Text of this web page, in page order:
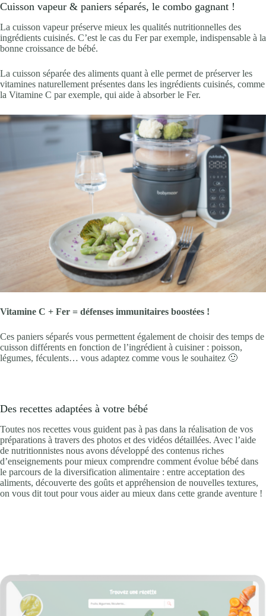
Cuisson vapeur & paniers séparés, le combo gagnant !
La cuisson vapeur préserve mieux les qualités nutritionnelles des
ingrédients cuisinés. C’est le cas du Fer par exemple, indispensable à la
bonne croissance de bébé.
La cuisson séparée des aliments quant à elle permet de préserver les
vitamines naturellement présentes dans les ingrédients cuisinés, comme
la Vitamine C par exemple, qui aide à absorber le Fer.
Vitamine C + Fer = défenses immunitaires boostées !
Ces paniers séparés vous permettent également de choisir des temps de
cuisson différents en fonction de l’ingrédient à cuisiner : poisson,
légumes, féculents… vous adaptez comme vous le souhaitez 🙂
Des recettes adaptées à votre bébé
Toutes nos recettes vous guident pas à pas dans la réalisation de vos
préparations à travers des photos et des vidéos détaillées. Avec l’aide
de nutritionnistes nous avons développé des contenus riches
d’enseignements pour mieux comprendre comment évolue bébé dans
le parcours de la diversification alimentaire : entre acceptation des
aliments, découverte des goûts et appréhension de nouvelles textures,
on vous dit tout pour vous aider au mieux dans cette grande aventure !